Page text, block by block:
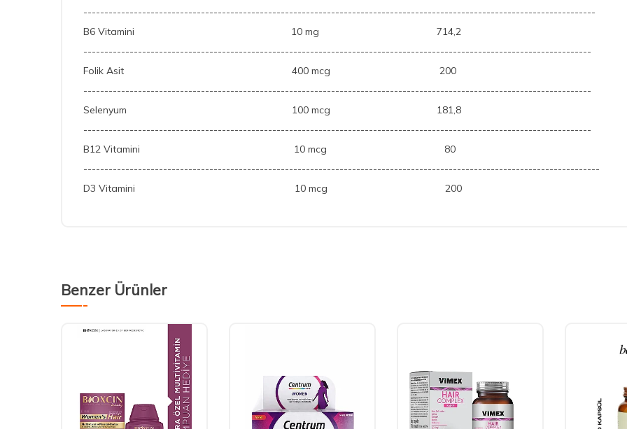
--------------------------------------------------------------------------------------------------------------------------
B6 Vitamini
10 mg
714,2
-------------------------------------------------------------------------------------------------------------------------
Folik Asit
400 mcg
200
-------------------------------------------------------------------------------------------------------------------------
Selenyum
100 mcg
181,8
-------------------------------------------------------------------------------------------------------------------------
B12 Vitamini
10 mcg
80
---------------------------------------------------------------------------------------------------------------------------
D3 Vitamini
10 mcg 200
Benzer Ürünler